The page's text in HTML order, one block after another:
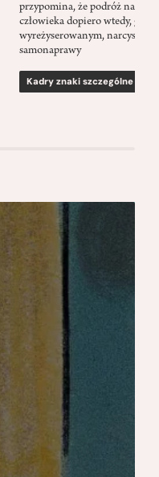
przypomina, że podróż
człowieka dopiero wtedy, gdy
wyreżyserowanym,
samonaprawy
Kadry znaki szczególne